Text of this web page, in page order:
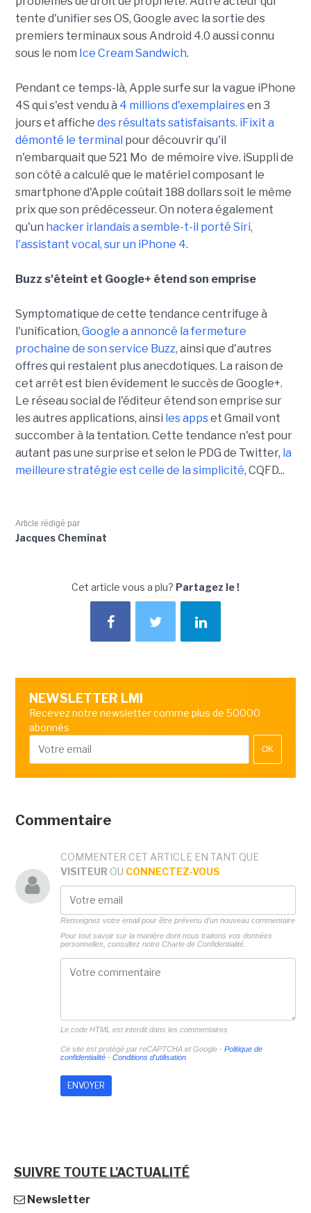
tente d'unifier ses OS, Google avec la sortie des
premiers terminaux sous Android 4.0 aussi connu
sous le nom Ice Cream Sandwich.
Pendant ce temps-là, Apple surfe sur la vague iPhone
4S qui s'est vendu à 4 millions d'exemplairesen 3
jours et affiche des résultats satisfaisants. iFixit a
démonté le terminal pour découvrir qu'il
n'embarquait que 521 Mo de mémoire vive. iSuppli de
son côté a calculé que le matériel composant le
smartphone d'Apple coûtait 188 dollars soit le même
prix que son prédécesseur. On notera également
qu'un hacker irlandais a semble-t-il porté Siri,
l'assistant vocal, sur un iPhone 4.
Buzz s'éteint et Google+ étend son emprise
Symptomatique de cette tendance centrifuge à
l'unification, Google a annoncé la fermeture
prochaine de son service Buzz, ainsi que d'autres
offres qui restaient plus anecdotiques. La raison de
cet arrêt est bien évidement le succès de Google+.
Le réseau social de l'éditeur étend son emprise sur
les autres applications, ainsi les appset Gmail vont
succomber à la tentation. Cette tendance n'est pour
autant pas une surprise et selon le PDG de Twitter, la
meilleure stratégie est celle de la simplicité, CQFD...
Article rédigé par
Jacques Cheminat
Cet article vous a plu? Partagez le !
NEWSLETTER LMI
Recevez notre newsletter comme plus de 50000
abonnés
OK
Commentaire
COMMENTER CET ARTICLE EN TANT QUE
VISITEUR OU CONNECTEZ-VOUS
Renseignez votre email pour être prévenu d'un nouveau commentaire
Pour tout savoir sur la manière dont nous traitons vos données
personnelles, consultez notre Charte de Confidentialité.
Le code HTML est interdit dans les commentaires
Ce site est protégé par reCAPTCHA et Google - Politique de
confidentialité- Conditions d'utilisation
SUIVRE TOUTE L'ACTUALITÉ
Newsletter